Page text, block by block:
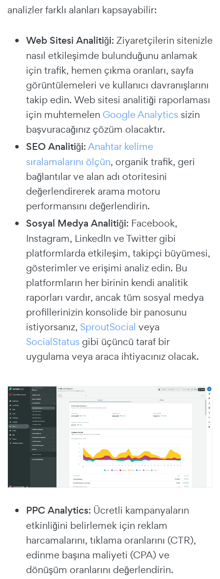
analizler farklı alanları kapsayabilir:
Web Sitesi Analitiği: Ziyaretçilerin sitenizle
nasıl etkileşimde bulunduğunu anlamak
için trafik, hemen çıkma oranları, sayfa
görüntülemeleri ve kullanıcı davranışlarını
takip edin. Web sitesi analitiği raporlaması
için muhtemelen Google Analytics sizin
başvuracağınız çözüm olacaktır.
SEO Analitiği:Anahtar kelime
sıralamalarını ölçün, organik trafik, geri
bağlantılar ve alan adı otoritesini
değerlendirerek arama motoru
performansını değerlendirin.
Sosyal Medya Analitiği: Facebook,
Instagram, LinkedIn ve Twitter gibi
platformlarda etkileşim, takipçi büyümesi,
gösterimler ve erişimi analiz edin. Bu
platformların her birinin kendi analitik
raporları vardır, ancak tüm sosyal medya
profillerinizin konsolide bir panosunu
istiyorsanız, SproutSocial veya
SocialStatus gibi üçüncü taraf bir
uygulama veya araca ihtiyacınız olacak.
PPC Analytics: Ücretli kampanyaların
etkinliğini belirlemek için reklam
harcamalarını, tıklama oranlarını (CTR),
edinme başına maliyeti (CPA) ve
dönüşüm oranlarını değerlendirin.